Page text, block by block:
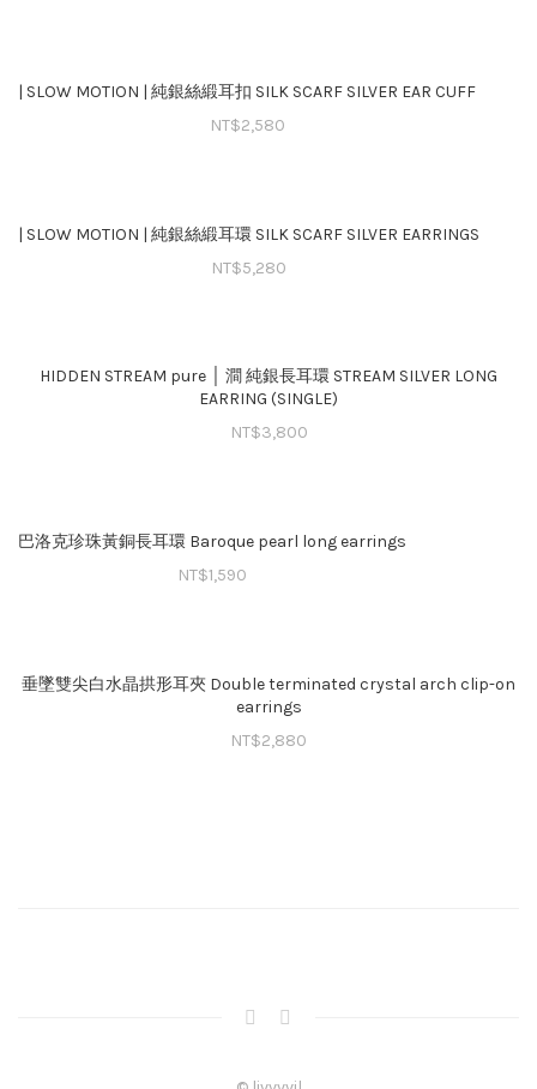
| SLOW MOTION | 純銀絲緞耳扣 SILK SCARF SILVER EAR CUFF
NT$2,580
| SLOW MOTION | 純銀絲緞耳環 SILK SCARF SILVER EARRINGS
NT$5,280
HIDDEN STREAM pure │ 澗 純銀長耳環 STREAM SILVER LONG
EARRING (SINGLE)
NT$3,800
巴洛克珍珠黃銅⻑耳環 Baroque pearl long earrings
NT$1,590
垂墜雙尖白水晶拱形耳夾 Double terminated crystal arch clip-on
earrings
NT$2,880